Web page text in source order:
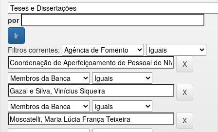
por
Filtros correntes: